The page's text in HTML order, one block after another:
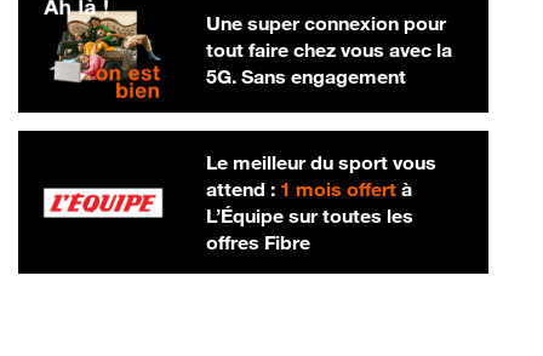
Une super connexion pour
tout faire chez vous avec la
5G. Sans engagement
Le meilleur du sport vous
attend : 1 mois offertà
L’Équipe sur toutes les
offres Fibre